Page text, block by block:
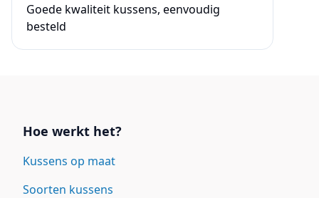
Goede kwaliteit kussens, eenvoudig
besteld
Hoe werkt het?
Kussens op maat
Soorten kussens